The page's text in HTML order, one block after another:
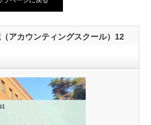
アカウンティングスクール）12